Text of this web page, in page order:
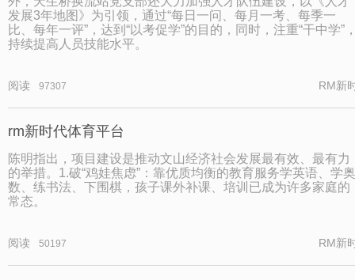
发展3年地图》为引领，通过“每日一问、每月一考、每季一
比、每年一评”，达到“以考促学”的目的，同时，注重“干中学”
持续提高人员技能水平。
阅读 97307 RM新
rm新时代体育平台
陈明指出，项目建设是推动文山经济社会发展最有效、最有力
的举措。1.破“鸡娃焦虑”：靠优质均衡的教育服务学英语、学奥
数、练书法、下围棋，孩子课外补课、培训已成为许多家庭的
常态。
阅读 50197 RM新